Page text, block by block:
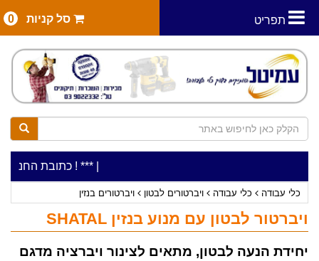
תפריט סל קניות 0
***כתובת החנות: רח' המלאכה 2, ביתן 8 ***כלי עבודה להשכרה בתעריף יומי משתלם ! ***
כלי עבודה כלי עבודה ויברטורים לבטון ויברטורים בנזין
ויברטור לבטון עם מנוע בנזין SHATAL
יחידת הנעה לבטון, מתאים לצינור ויברציה מדגם